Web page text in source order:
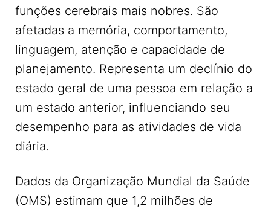
funções cerebrais mais nobres. São
afetadas a memória, comportamento,
linguagem, atenção e capacidade de
planejamento. Representa um declínio do
estado geral de uma pessoa em relação a
um estado anterior, influenciando seu
desempenho para as atividades de vida
diária.
Dados da Organização Mundial da Saúde
(OMS) estimam que 1,2 milhões de